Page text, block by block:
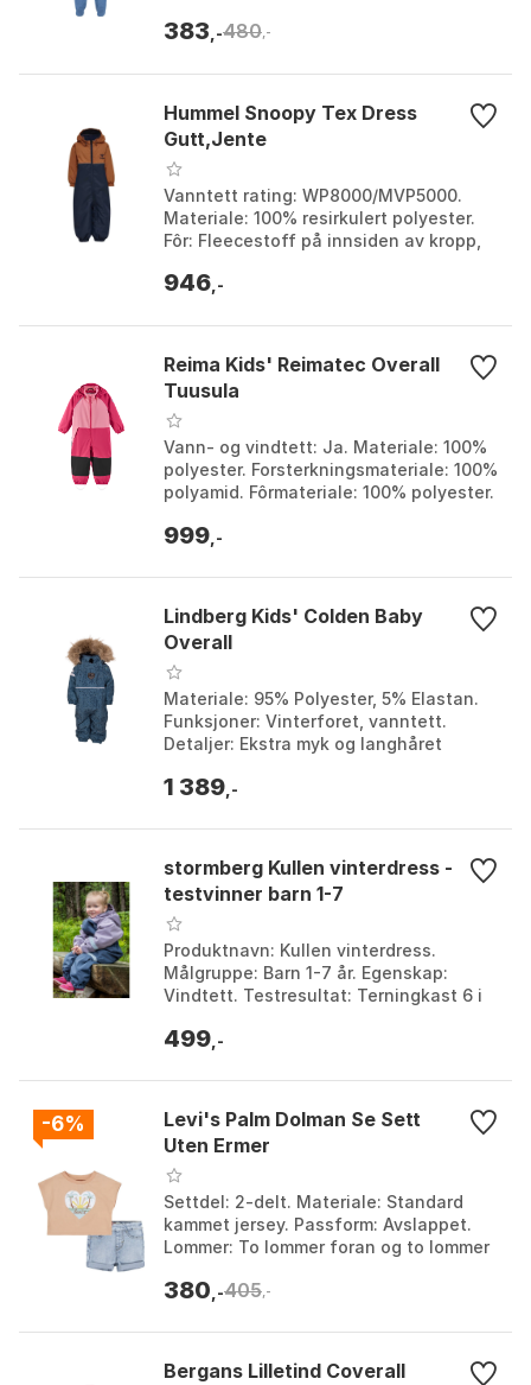
heather, Lt mist heath...
383 ,-480,-
Hummel Snoopy Tex Dress
Gutt,Jente
Vanntett rating: WP8000/MVP5000.
Materiale: 100% resirkulert polyester.
Fôr: Fleecestoff på innsiden av kropp,
Avtakbar hette...
946 ,-
Reima Kids' Reimatec Overall
Tuusula
Vann- og vindtett: Ja. Materiale: 100%
polyester. Forsterkningsmateriale: 100%
polyamid. Fôrmateriale: 100% polyester.
Stør...
999 ,-
Lindberg Kids' Colden Baby
Overall
Materiale: 95% Polyester, 5% Elastan.
Funksjoner: Vinterforet, vanntett.
Detaljer: Ekstra myk og langhåret
Elastikk i ermer...
1 389 ,-
stormberg Kullen vinterdress -
testvinner barn 1-7
Produktnavn: Kullen vinterdress.
Målgruppe: Barn 1-7 år. Egenskap:
Vindtett. Testresultat: Terningkast 6 i
Farge 2, Farge...
499 ,-
-6%
Levi's Palm Dolman Se Sett
Uten Ermer
Settdel: 2-delt. Materiale: Standard
kammet jersey. Passform: Avslappet.
Lommer: To lommer foran og to lommer
12MON, 18MON, ...
380 ,-405 ,-
Bergans Lilletind Coverall